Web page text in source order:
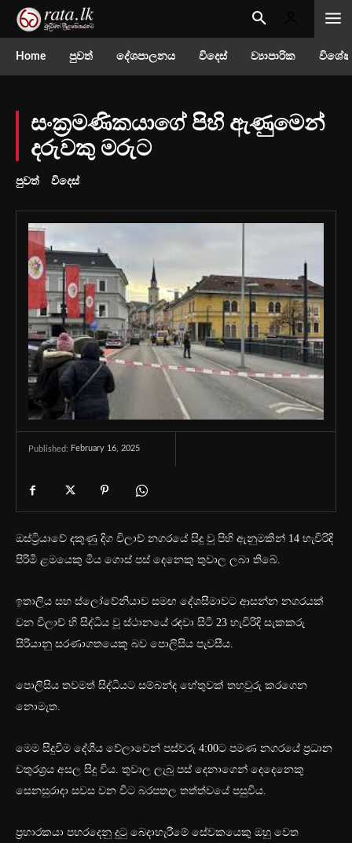
Home පුවත් දේශපාලනය විදෙස් ව්‍යාපාරික
සංක්‍රමණිකයාගේ පිහි ඇණුමෙන්
දරුවකු මරුට
පුවත් විදෙස්
Published: February 16, 2025
ඔස්ට්‍රියාවේ දකුණු දිග විලාච් නගරයේ සිදු වූ පිහි ඇනුමකින් 14 හැවිරිදි
පිරිමි ළමයෙකු මිය ගොස් පස් දෙනෙකු තුවාල ලබා තිබේ.
ඉතාලිය සහ ස්ලෝවේනියාව සමඟ දේශසීමාවට ආසන්න නගරයක්
වන විලාච් හි සිද්ධිය වූ ස්ථානයේ රඳවා සිටි 23 හැවිරිදි සැකකරු
සිරියානු සරණාගතයෙකු බව පොලිසිය පැවසීය.
පොලිසිය තවමත් සිද්ධියට සම්බන්ද හේතුවක් තහවුරු කරගෙන
නොමැත.
මෙම සිදුවීම දේශීය වේලාවෙන් පස්වරු 4:00ට පමණ නගරයේ ප්‍රධාන
චතුරශ්‍රය අසල සිදු විය. තුවාල ලැබූ පස් දෙනාගෙන් දෙදෙනෙකු
සෙනසුරාදා සවස වන විට බරපතල තත්ත්වයේ පසුවිය.
ප්‍රහාරකයා පහරදෙනු දුටු බෙදාහැරීමේ සේවකයෙකු ඔහු වෙත